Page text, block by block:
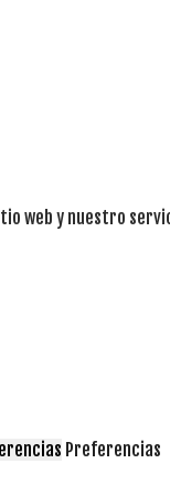
web y nuestro
Preferencias